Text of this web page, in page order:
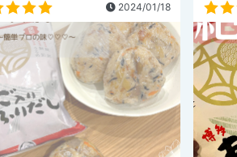
2024/01/18